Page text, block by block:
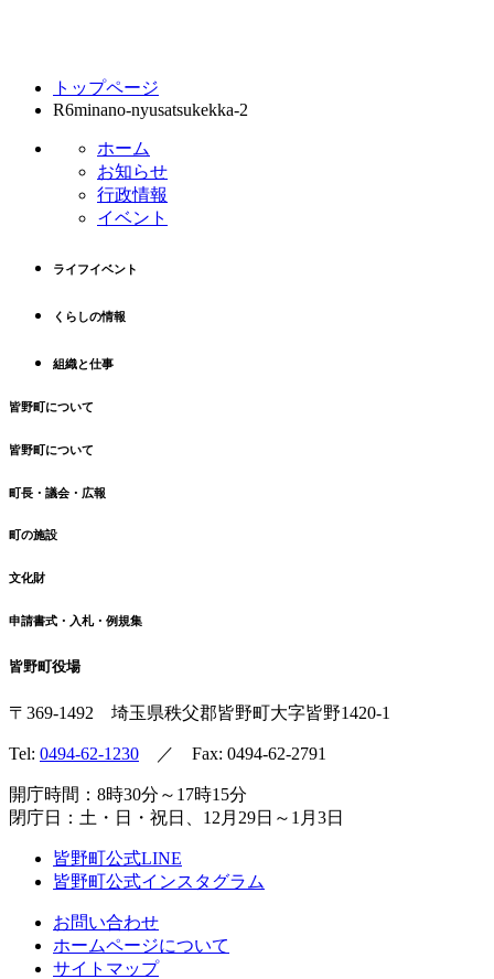
トップページ
R6minano-nyusatsukekka-2
ホーム
お知らせ
行政情報
イベント
ライフイベント
くらしの情報
組織と仕事
皆野町について
皆野町について
町長・議会・広報
町の施設
文化財
申請書式・入札・例規集
皆野町役場
〒369-1492 埼玉県秩父郡皆野町大字皆野1420-1
Tel: 0494-62-1230 ／ Fax: 0494-62-2791
開庁時間：8時30分～17時15分
閉庁日：土・日・祝日、12月29日～1月3日
皆野町公式LINE
皆野町公式インスタグラム
お問い合わせ
ホームページについて
サイトマップ